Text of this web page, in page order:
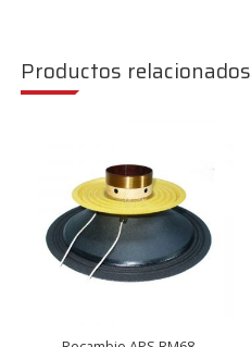
Productos relacionados